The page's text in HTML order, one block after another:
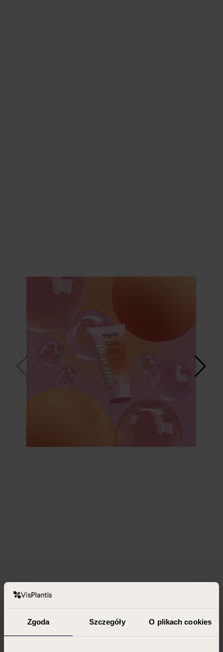
Zgoda Szczegóły O plikach cookies